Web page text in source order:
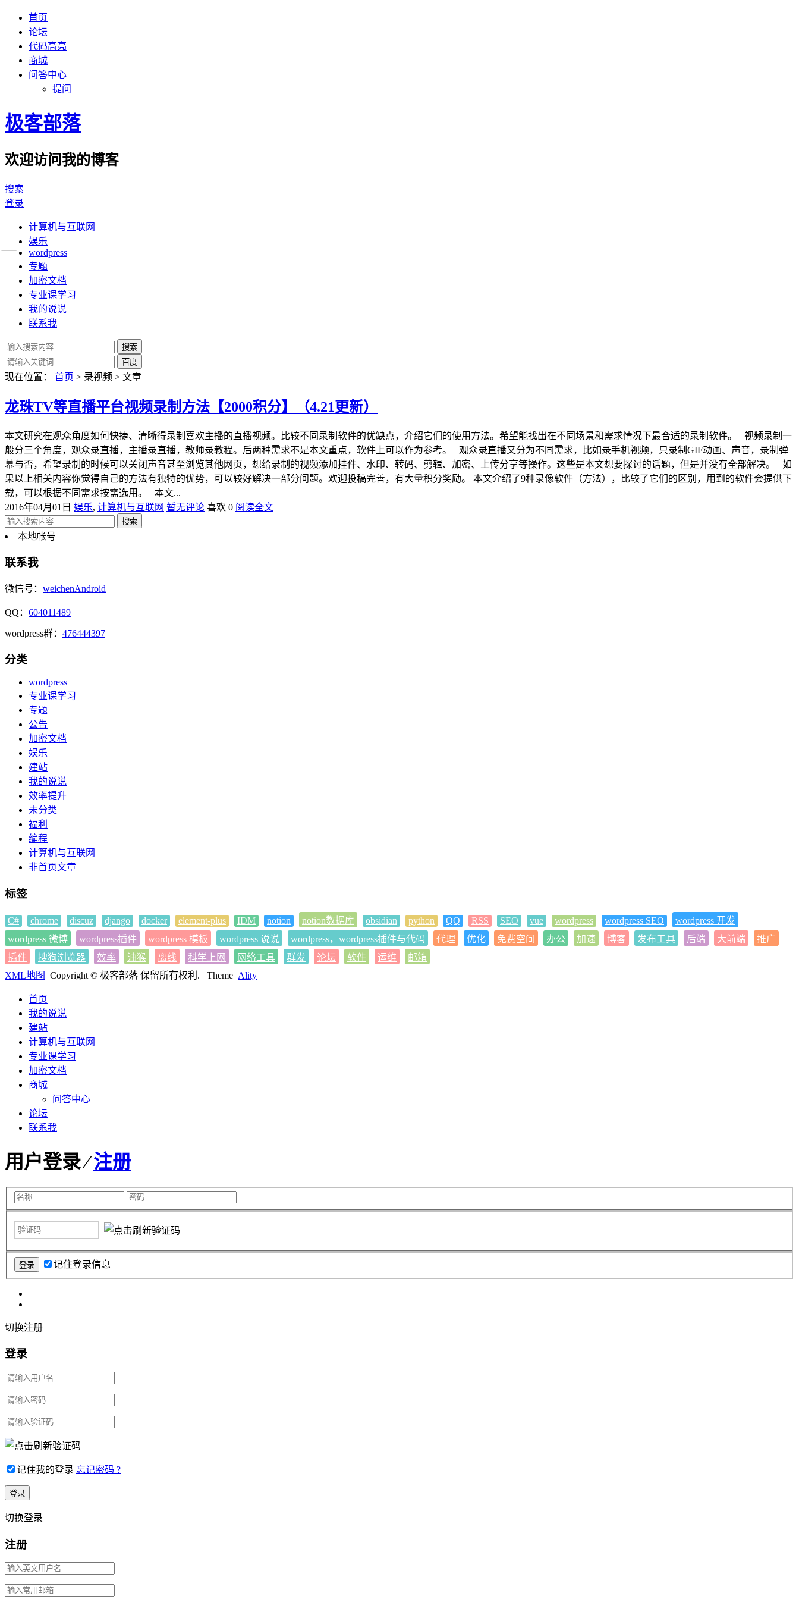
首页
论坛
代码高亮
商城
问答中心
提问
极客部落
欢迎访问我的博客
搜索
登录
计算机与互联网
娱乐
wordpress
专题
加密文档
专业课学习
我的说说
联系我
现在位置： 首页 > 录视频 > 文章
龙珠TV等直播平台视频录制方法【2000积分】（4.21更新）
本文研究在观众角度如何快捷、清晰得录制喜欢主播的直播视频。比较不同录制软件的优缺点，介绍它们的使用方法。希望能找出在不同场景和需求情况下最合适的录制软件。 视频录制一
般分三个角度，观众录直播，主播录直播，教师录教程。后两种需求不是本文重点，软件上可以作为参考。 观众录直播又分为不同需求，比如录手机视频，只录制GIF动画、声音，录制弹
幕与否，希望录制的时候可以关闭声音甚至浏览其他网页，想给录制的视频添加挂件、水印、转码、剪辑、加密、上传分享等操作。这些是本文想要探讨的话题，但是并没有全部解决。 如
果以上相关内容你觉得自己的方法有独特的优势，可以较好解决一部分问题。欢迎投稿完善，有大量积分奖励。 本文介绍了9种录像软件（方法），比较了它们的区别，用到的软件会提供下
载，可以根据不同需求按需选用。 本文...
2016年04月01日 娱乐, 计算机与互联网 暂无评论 喜欢 0 阅读全文
本地帐号
联系我
微信号： weichenAndroid
QQ： 604011489
wordpress群： 476444397
分类
wordpress
专业课学习
专题
公告
加密文档
娱乐
建站
我的说说
效率提升
未分类
福利
编程
计算机与互联网
非首页文章
标签
C# chrome discuz django docker element-plus IDM notion notion数据库 obsidian python QQ RSS SEO vue wordpress wordpress SEO
wordpress 开发
wordpress 微博
wordpress插件 wordpress 模板 wordpress 说说 wordpress，wordpress插件与代码 代理 优化 免费空间 办公 加速 博客 发布工具 后端 大前端
推广
插件
搜狗浏览器 效率 油猴 离线 科学上网 网络工具 群发 论坛 软件 运维
邮箱
XML地图
Copyright © 极客部落 保留所有权利. Theme Ality
首页
我的说说
建站
计算机与互联网
专业课学习
加密文档
商城
问答中心
论坛
联系我
用户登录 ⁄注册
记住登录信息
切换注册
登录
记住我的登录 忘记密码 ?
切换登录
注册